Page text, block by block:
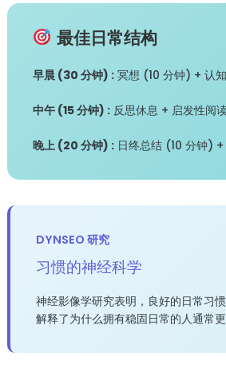
最佳日常结构
早晨 (30 分钟) :冥想 (10 分钟) + 认
中午 (15 分钟) :反思休息 + 启发性阅
晚上 (20 分钟) :日终总结 (10 分钟)
DYNSEO 研究
习惯的神经科学
神经影像学研究表明，良好的日常习
解释了为什么拥有稳固日常的人通常更